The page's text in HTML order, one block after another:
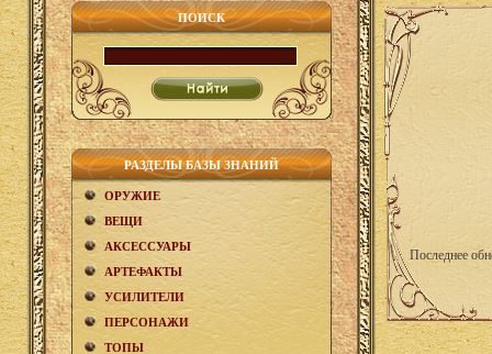
ПОИСК
РАЗДЕЛЫ БАЗЫ ЗНАНИЙ
ОРУЖИЕ
ВЕЩИ
АКCЕСCУАРЫ
АРТЕФАКТЫ
УСИЛИТЕЛИ
ПЕРСОНАЖИ
ТОПЫ
Последнее